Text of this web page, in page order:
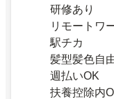
研修あり
リモートワ
駅チカ
髪型髪色自
週払いOK
扶養控除内